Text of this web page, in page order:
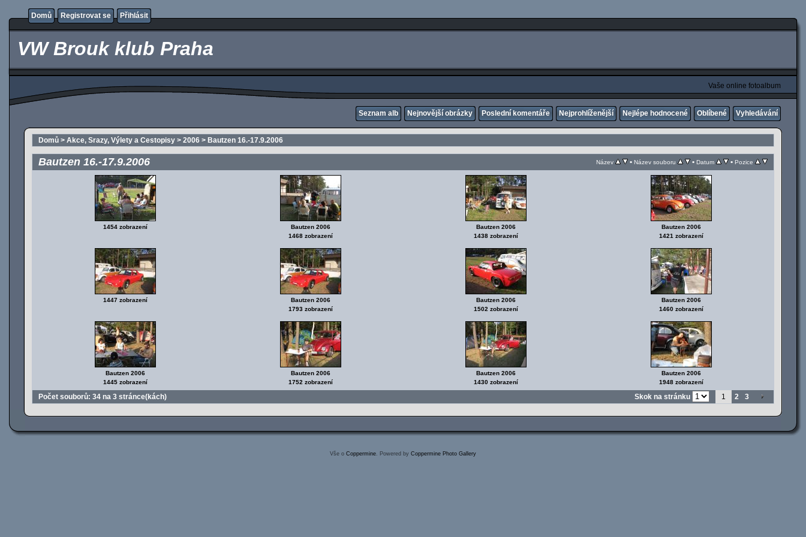
Domů Registrovat se Přihlásit
VW Brouk klub Praha
Vaše online fotoalbum
Seznam alb Nejnovější obrázky Poslední komentáře Nejprohlíženější Nejlépe hodnocené Oblíbené Vyhledávání
Domů > Akce, Srazy, Výlety a Cestopisy > 2006 > Bautzen 16.-17.9.2006
Bautzen 16.-17.9.2006 Název • Název souboru • Datum • Pozice
1454 zobrazení
Bautzen 2006
1468 zobrazení
Bautzen 2006
1438 zobrazení
Bautzen 2006
1421 zobrazení
1447 zobrazení
Bautzen 2006
1793 zobrazení
Bautzen 2006
1502 zobrazení
Bautzen 2006
1460 zobrazení
Bautzen 2006
1445 zobrazení
Bautzen 2006
1752 zobrazení
Bautzen 2006
1430 zobrazení
Bautzen 2006
1948 zobrazení
Počet souborů: 34 na 3 stránce(kách) Skok na stránku 1 2 3
Vše o Coppermine. Powered by Coppermine Photo Gallery